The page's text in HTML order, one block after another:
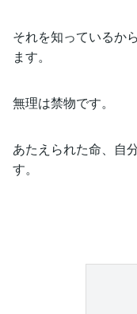
それを知っているか
ます。
無理は禁物です。
あたえられた命、自
す。